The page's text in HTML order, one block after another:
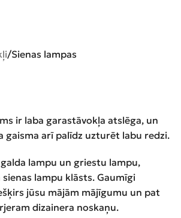
Sienas lampas
ir laba garastāvokļa atslēga, un
gaisma arī palīdz uzturēt labu redzi.
lampu un griestu lampu,
lampu klāsts. Gaumīgi
jūsu mājām mājīgumu un pat
dizainera noskaņu.